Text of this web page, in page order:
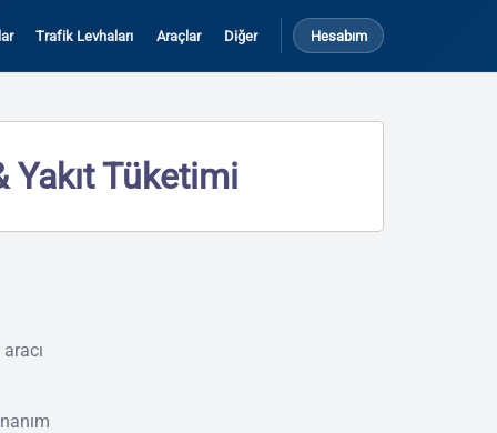
Trafik Levhaları Araçlar Diğer Hesabım
Tüketimi